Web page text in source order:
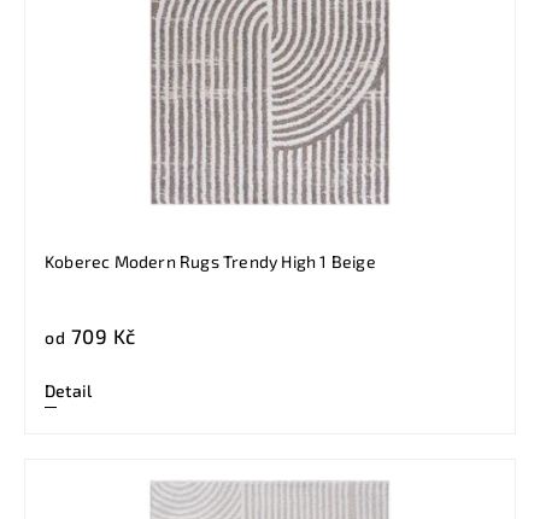
Koberec Modern Rugs Trendy High 1 Beige
od 709 Kč
Detail